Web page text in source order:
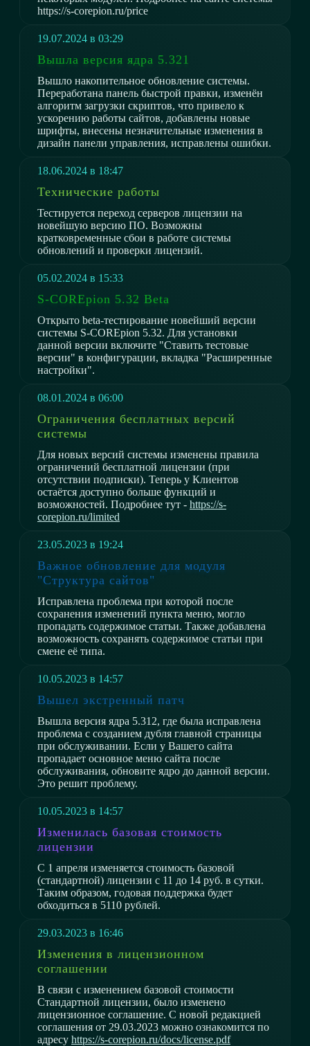
https://s-corepion.ru/price
19.07.2024 в 03:29
Вышла версия ядра 5.321
Вышло накопительное обновление системы.
Переработана панель быстрой правки, изменён
алгоритм загрузки скриптов, что привело к
ускорению работы сайтов, добавлены новые
шрифты, внесены незначительные изменения в
дизайн панели управления, исправлены ошибки.
18.06.2024 в 18:47
Технические работы
Тестируется переход серверов лицензии на
новейшую версию ПО. Возможны
кратковременные сбои в работе системы
обновлений и проверки лицензий.
05.02.2024 в 15:33
S-COREpion 5.32 Beta
Открыто beta-тестирование новейший версии
системы S-COREpion 5.32. Для установки
данной версии включите "Ставить тестовые
версии" в конфигурации, вкладка "Расширенные
настройки".
08.01.2024 в 06:00
Ограничения бесплатных версий
системы
Для новых версий системы изменены правила
ограничений бесплатной лицензии (при
отсутствии подписки). Теперь у Клиентов
остаётся доступно больше функций и
возможностей. Подробнее тут - https://s-
corepion.ru/limited
23.05.2023 в 19:24
Важное обновление для модуля
"Структура сайтов"
Исправлена проблема при которой после
сохранения изменений пункта меню, могло
пропадать содержимое статьи. Также добавлена
возможность сохранять содержимое статьи при
смене её типа.
10.05.2023 в 14:57
Вышел экстренный патч
Вышла версия ядра 5.312, где была исправлена
проблема с созданием дубля главной страницы
при обслуживании. Если у Вашего сайта
пропадает основное меню сайта после
обслуживания, обновите ядро до данной версии.
Это решит проблему.
10.05.2023 в 14:57
Изменилась базовая стоимость
лицензии
С 1 апреля изменяется стоимость базовой
(стандартной) лицензии с 11 до 14 руб. в сутки.
Таким образом, годовая поддержка будет
обходиться в 5110 рублей.
29.03.2023 в 16:46
Изменения в лицензионном
соглашении
В связи с изменением базовой стоимости
Стандартной лицензии, было изменено
лицензионное соглашение. С новой редакцией
соглашения от 29.03.2023 можно ознакомится по
адресу https://s-corepion.ru/docs/license.pdf